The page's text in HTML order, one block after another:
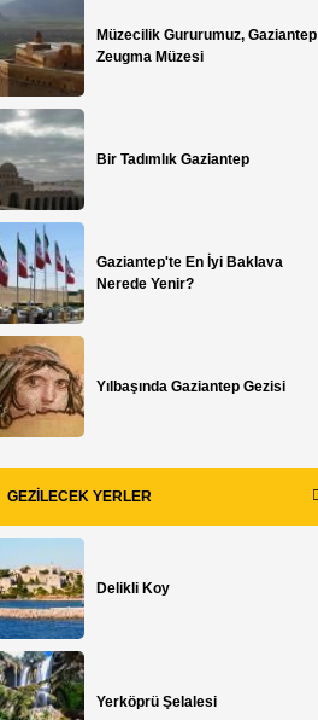
Müzecilik Gururumuz, Gaziantep
Zeugma Müzesi
Bir Tadımlık Gaziantep
Gaziantep'te En İyi Baklava
Nerede Yenir?
​Yılbaşında Gaziantep Gezisi
GEZILECEK YERLER
Delikli Koy
Yerköprü Şelalesi